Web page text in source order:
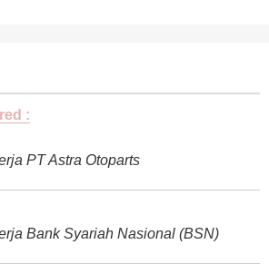
:
PT Astra Otoparts
Bank Syariah Nasional (BSN)